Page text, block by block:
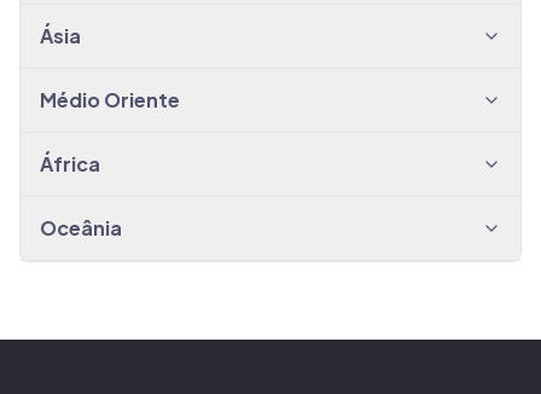
Ásia
Médio Oriente
África
Oceânia